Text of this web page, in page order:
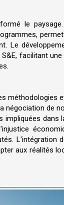
le
Le
facilitant
méthodologies
négociation de
dans
L'intégration
aux réalités